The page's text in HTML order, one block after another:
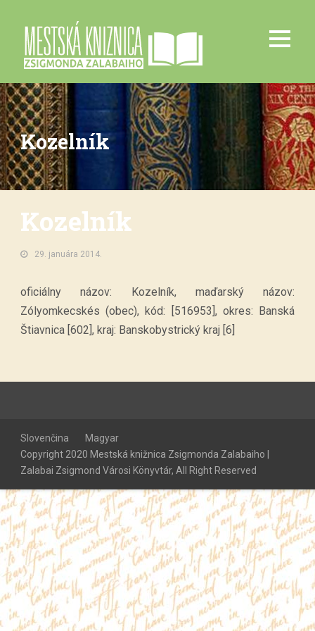
Kozelník
Kozelník
29. januára 2014.
oficiálny názov: Kozelník, maďarský názov:
Zólyomkecskés (obec), kód: [516953], okres: Banská
Štiavnica [602], kraj: Banskobystrický kraj [6]
Slovenčina
Magyar
Copyright 2020 Mestská knižnica Zsigmonda Zalabaiho |
Zalabai Zsigmond Városi Könyvtár, All Right Reserved